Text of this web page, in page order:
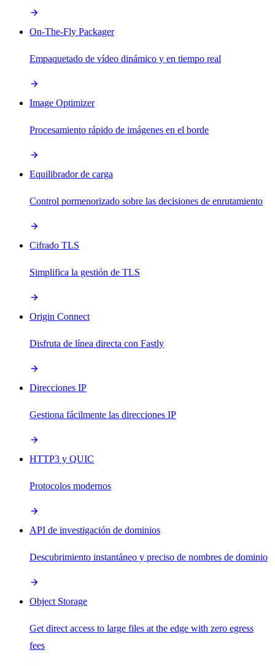
On-The-Fly Packager
Empaquetado de vídeo dinámico y en tiempo real
Image Optimizer
Procesamiento rápido de imágenes en el borde
Equilibrador de carga
Control pormenorizado sobre las decisiones de enrutamiento
Cifrado TLS
Simplifica la gestión de TLS
Origin Connect
Disfruta de línea directa con Fastly
Direcciones IP
Gestiona fácilmente las direcciones IP
HTTP3 y QUIC
Protocolos modernos
API de investigación de dominios
Descubrimiento instantáneo y preciso de nombres de dominio
Object Storage
Get direct access to large files at the edge with zero egress
fees